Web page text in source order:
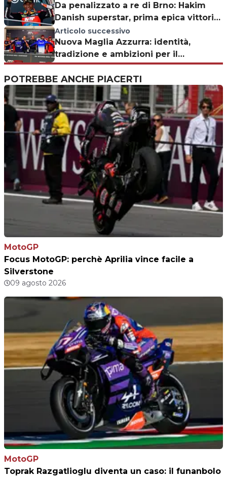
Da penalizzato a re di Brno: Hakim
Danish superstar, prima epica vittoria
Moto3
Articolo successivo
Nuova Maglia Azzurra: identità,
tradizione e ambizioni per il
Motocross Nazioni 2026
POTREBBE ANCHE PIACERTI
MotoGP
Focus MotoGP: perchè Aprilia vince facile a
Silverstone
09 agosto 2026
MotoGP
Toprak Razgatlioglu diventa un caso: il funanbolo